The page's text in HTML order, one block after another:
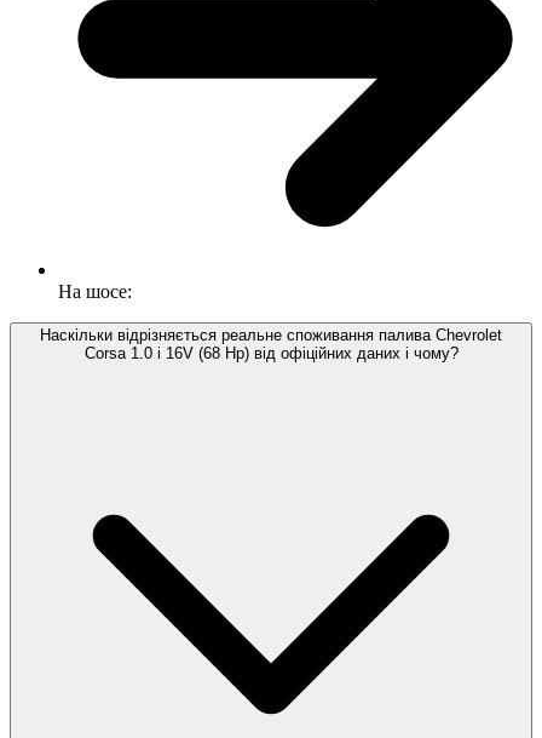
На шосе:
Наскільки відрізняється реальне споживання палива Chevrolet
Corsa 1.0 i 16V (68 Hp) від офіційних даних і чому?